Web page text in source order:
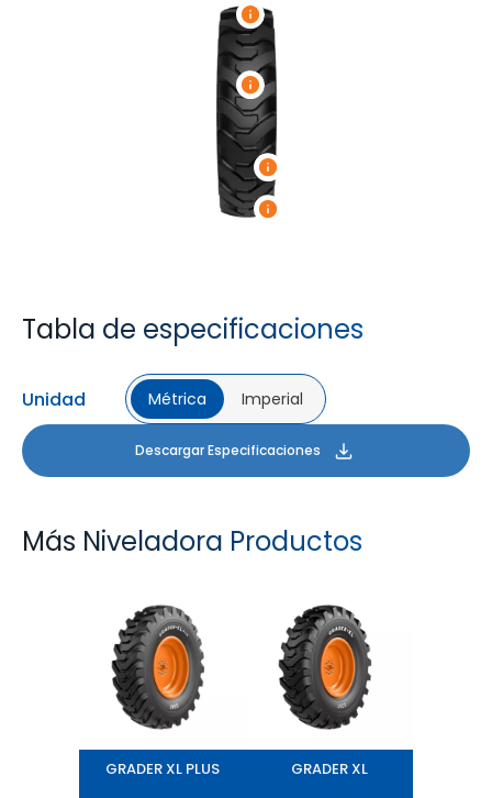
Tabla de especificaciones
Unidad Métrica Imperial
Descargar Especificaciones
Más Niveladora Productos
GRADER XL PLUS GRADER XL